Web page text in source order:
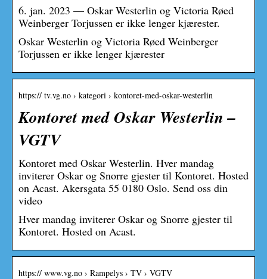
6. jan. 2023 — Oskar Westerlin og Victoria Røed
Weinberger Torjussen er ikke lenger kjærester.
Oskar Westerlin og Victoria Røed Weinberger
Torjussen er ikke lenger kjærester
https:// tv.vg.no › kategori › kontoret-med-oskar-westerlin
Kontoret med Oskar Westerlin –
VGTV
Kontoret med Oskar Westerlin. Hver mandag
inviterer Oskar og Snorre gjester til Kontoret. Hosted
on Acast. Akersgata 55 0180 Oslo. Send oss din
video
Hver mandag inviterer Oskar og Snorre gjester til
Kontoret. Hosted on Acast.
https:// www.vg.no › Rampelys › TV › VGTV